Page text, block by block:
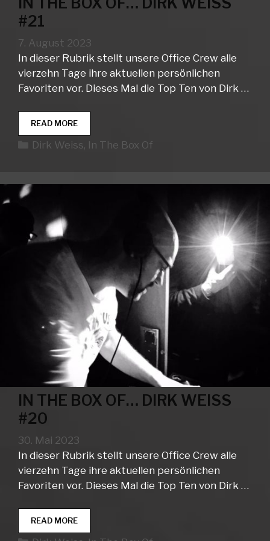
#21
7. August 2023
In dieser Rubrik stellt unsere Office Crew alle
vierzehn Tage ihre aktuellen persönlichen
Favoriten vor. Dieses Mal die Top Ten von Dirk …
READ MOREIN
THE
BOX
Kategorien
Dirk Weiss, In The Box Of
IN THE BOX OF… DIRK WEISS
#20
30. Mai 2023
In dieser Rubrik stellt unsere Office Crew alle
vierzehn Tage ihre aktuellen persönlichen
Favoriten vor. Dieses Mal die Top Ten von Dirk …
READ MOREIN
THE